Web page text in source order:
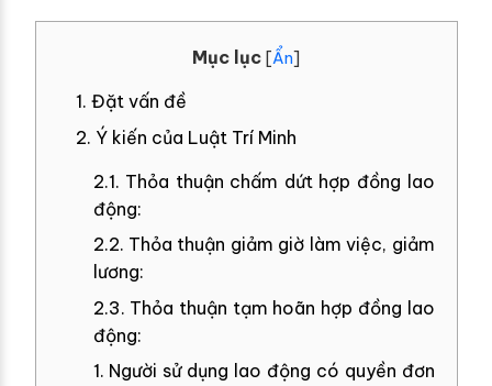
Mục lục [Ẩn]
1. Đặt vấn đề
2. Ý kiến của Luật Trí Minh
2.1. Thỏa thuận chấm dứt hợp đồng lao
động:
2.2. Thỏa thuận giảm giờ làm việc, giảm
lương:
2.3. Thỏa thuận tạm hoãn hợp đồng lao
động:
1. Người sử dụng lao động có quyền đơn